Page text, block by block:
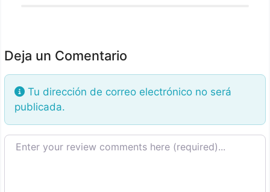
Deja un Comentario
Tu dirección de correo electrónico no será
publicada.
Texto de la reseña